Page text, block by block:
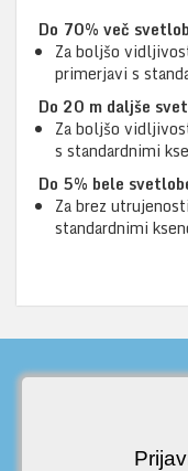
Do 70% več
Za boljšo
primerjavi s
Do 20 m daljše
Za boljšo
s standardnimi
Do 5% bele
Za brez
standardnimi